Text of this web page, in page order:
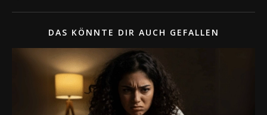
DAS KÖNNTE DIR AUCH GEFALLEN